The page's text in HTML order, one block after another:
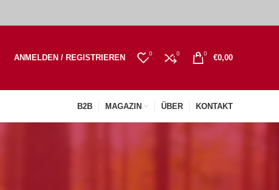
ANMELDEN / REGISTRIEREN 0 0 0 €0,00
B2B MAGAZIN ÜBER KONTAKT